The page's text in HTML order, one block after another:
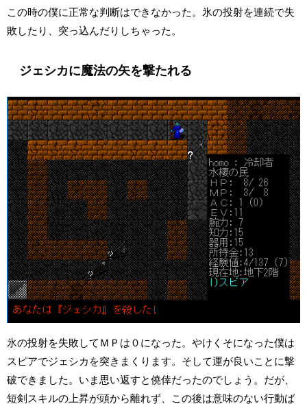
この時の僕に正常な判断はできなかった。氷の投射を連続で失
敗したり、突っ込んだりしちゃった。
ジェシカに魔法の矢を撃たれる
氷の投射を失敗してＭＰは０になった。やけくそになった僕は
スピアでジェシカを突きまくります。そして運が良いことに撃
破できました。いま思い返すと僥倖だったのでしょう。だが、
短剣スキルの上昇が頭から離れず、この後は意味のない行動ば